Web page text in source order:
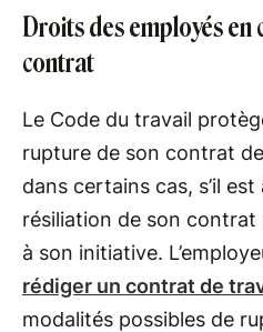
Droits des employés en
contrat
Le Code du travail
rupture de son contrat
dans certains cas, s’il est
résiliation de son contrat
à son initiative.
rédiger un contrat de
modalités possibles de